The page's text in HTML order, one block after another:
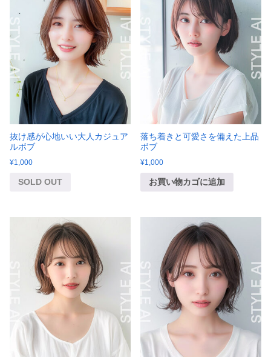
抜け感が心地いい大人カジュア
ルボブ
¥1,000
SOLD OUT
落ち着きと可愛さを備えた上品
ボブ
¥1,000
お買い物カゴに追加